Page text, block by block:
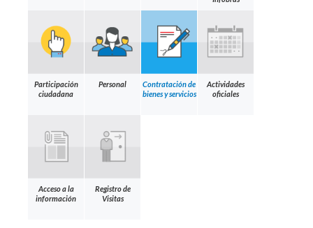
Participación
ciudadana
Personal
Contratación de
bienes y servicios
Actividades
oficiales
Acceso a la
información
Registro de
Visitas